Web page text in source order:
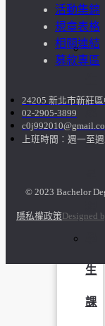
區
學
果
生
課
活動集錦
規章表格
相關連結
募款專區
24205 新北市新莊
02-2905-3899
上班時間：週一至
© 2023 Bachelor
隱私權政策 Designed